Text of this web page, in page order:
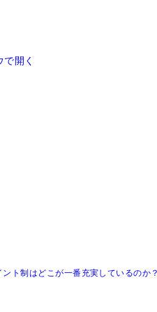
開く
ント制はどこが一番充実しているのか